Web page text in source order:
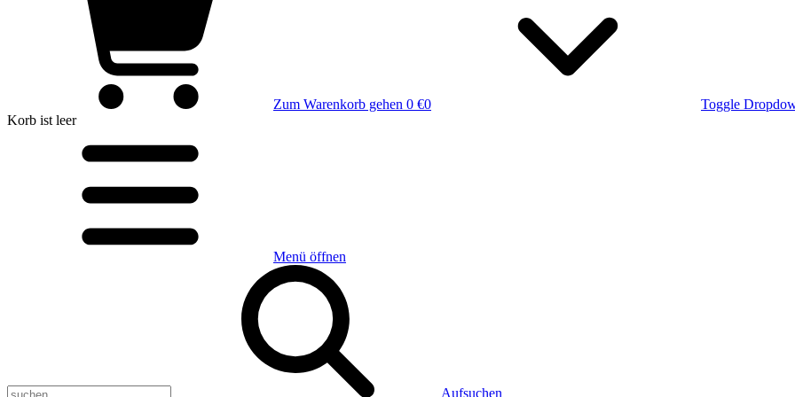
Zum Warenkorb gehen 0 €0
Toggle
Korb ist leer
Menü öffnen
Aufsuchen